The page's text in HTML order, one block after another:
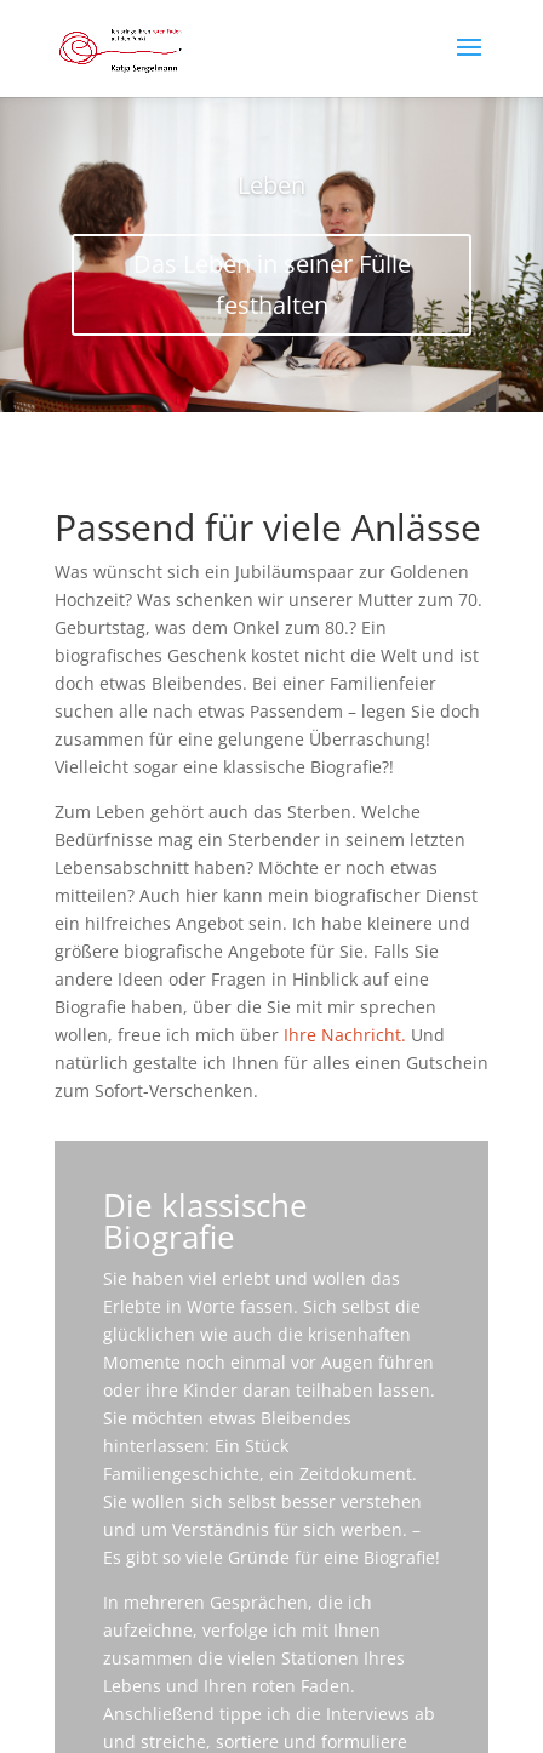
Leben
Das Leben in seiner Fülle
festhalten
Passend für viele Anlässe
Was wünscht sich ein Jubiläumspaar zur Goldenen
Hochzeit? Was schenken wir unserer Mutter zum 70.
Geburtstag, was dem Onkel zum 80.? Ein
biografisches Geschenk kostet nicht die Welt und ist
doch etwas Bleibendes. Bei einer Familienfeier
suchen alle nach etwas Passendem – legen Sie doch
zusammen für eine gelungene Überraschung!
Vielleicht sogar eine klassische Biografie?!
Zum Leben gehört auch das Sterben. Welche
Bedürfnisse mag ein Sterbender in seinem letzten
Lebensabschnitt haben? Möchte er noch etwas
mitteilen? Auch hier kann mein biografischer Dienst
ein hilfreiches Angebot sein. Ich habe kleinere und
größere biografische Angebote für Sie. Falls Sie
andere Ideen oder Fragen in Hinblick auf eine
Biografie haben, über die Sie mit mir sprechen
wollen, freue ich mich über Ihre Nachricht. Und
natürlich gestalte ich Ihnen für alles einen Gutschein
zum Sofort-Verschenken.
Die klassische
Biografie
Sie haben viel erlebt und wollen das
Erlebte in Worte fassen. Sich selbst die
glücklichen wie auch die krisenhaften
Momente noch einmal vor Augen führen
oder ihre Kinder daran teilhaben lassen.
Sie möchten etwas Bleibendes
hinterlassen: Ein Stück
Familiengeschichte, ein Zeitdokument.
Sie wollen sich selbst besser verstehen
und um Verständnis für sich werben. –
Es gibt so viele Gründe für eine Biografie!
In mehreren Gesprächen, die ich
aufzeichne, verfolge ich mit Ihnen
zusammen die vielen Stationen Ihres
Lebens und Ihren roten Faden.
Anschließend tippe ich die Interviews ab
und streiche, sortiere und formuliere